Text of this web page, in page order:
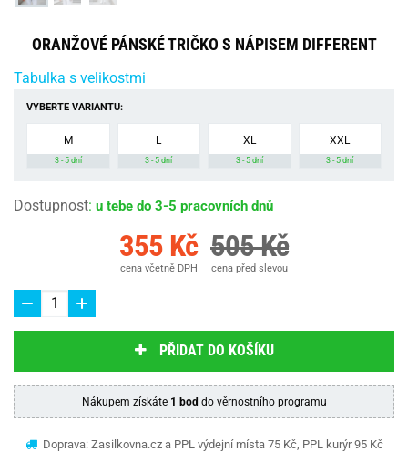
ORANŽOVÉ PÁNSKÉ TRIČKO S NÁPISEM DIFFERENT
Tabulka s velikostmi
VYBERTE VARIANTU:
M
3 - 5 dní
L
3 - 5 dní
XL
3 - 5 dní
XXL
3 - 5 dní
Dostupnost: u tebe do 3-5 pracovních dnů
355 Kč
cena včetně DPH
505 Kč
cena před slevou
PŘIDAT DO KOŠÍKU
Nákupem získáte 1 bod do věrnostního programu
Doprava: Zasilkovna.cz a PPL výdejní místa 75 Kč, PPL kurýr 95 Kč